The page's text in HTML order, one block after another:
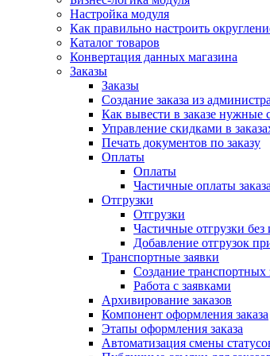
Настройка модуля
Как правильно настроить
Каталог товаров
Конвертация данных магазина
Заказы
Заказы
Создание заказа из
Как вывести в заказе нужные
Управление скидками в
Печать документов по заказу
Оплаты
Оплаты
Частичные оплаты заказа
Отгрузки
Отгрузки
Частичные отгрузки без
Добавление отгрузок
Транспортные заявки
Создание транспортных
Работа с заявками
Архивирование заказов
Компонент оформления заказа
Этапы оформления заказа
Автоматизация смены